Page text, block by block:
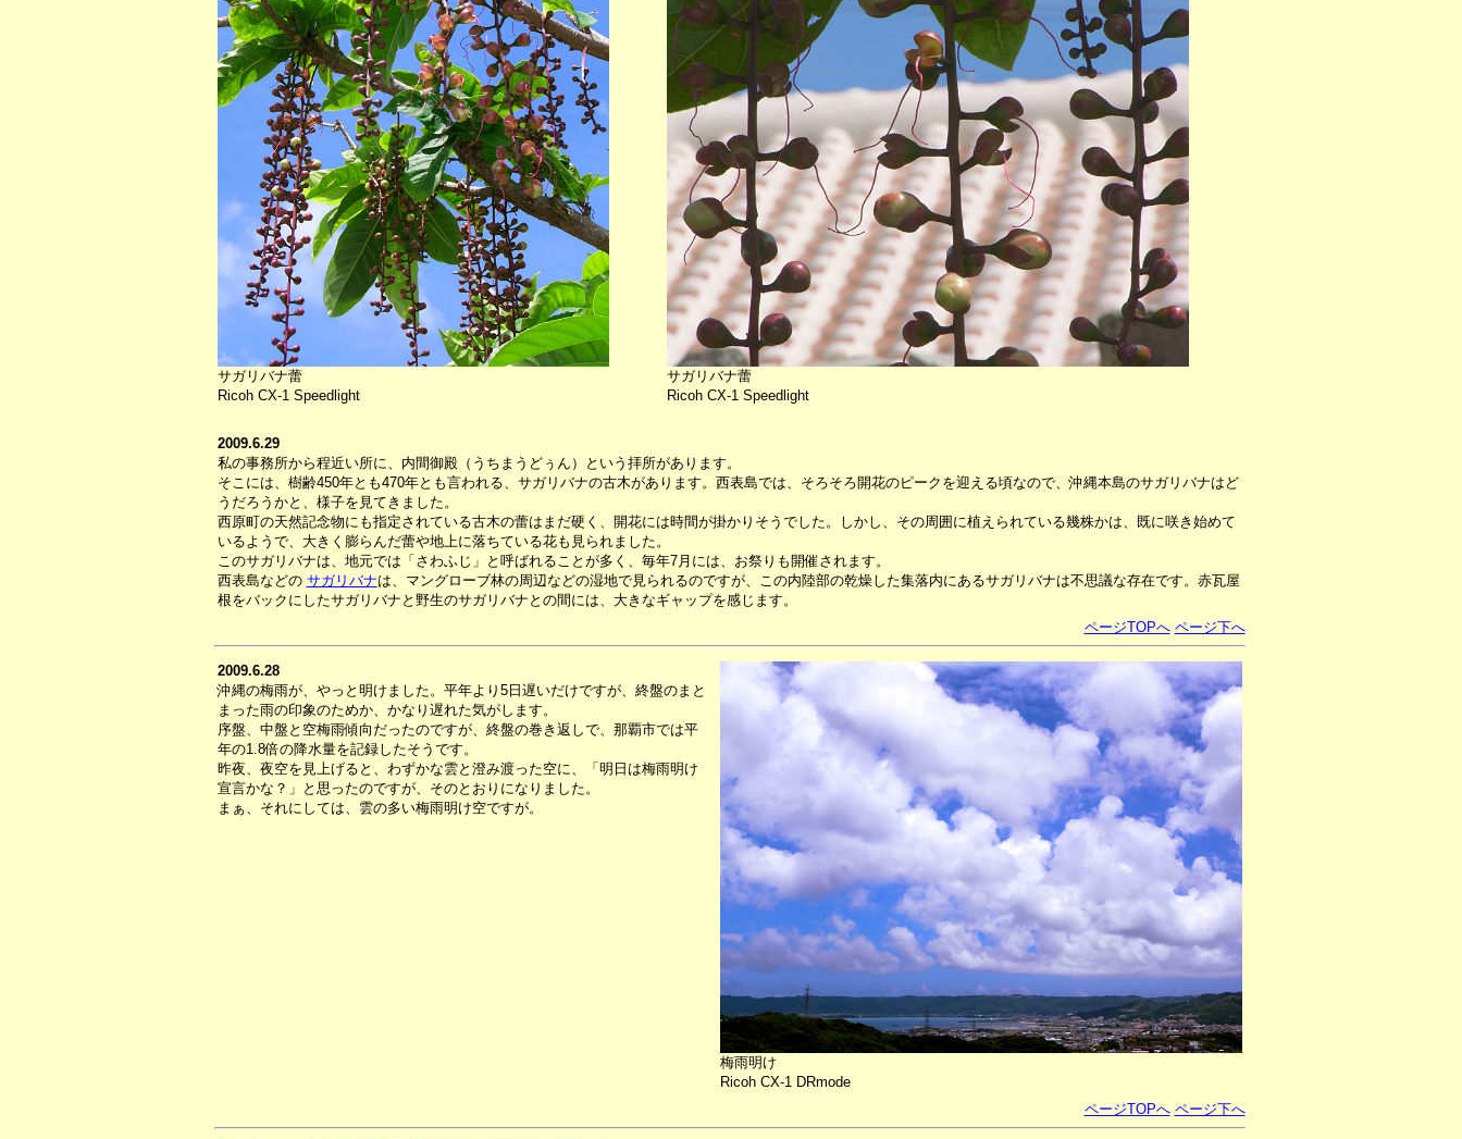
サガリバナ蕾
Ricoh CX-1 Speedlight
サガリバナ蕾
Ricoh CX-1 Speedlight
2009.6.29
私の事務所から程近い所に、内間御殿（うちまうどぅん）という拝所があります。
そこには、樹齢450年とも470年とも言われる、サガリバナの古木があります。西表島では、そろそろ開花のピークを迎える頃なので、沖縄本島のサガリバナはど
うだろうかと、様子を見てきました。
西原町の天然記念物にも指定されている古木の蕾はまだ硬く、開花には時間が掛かりそうでした。しかし、その周囲に植えられている幾株かは、既に咲き始めて
いるようで、大きく膨らんだ蕾や地上に落ちている花も見られました。
このサガリバナは、地元では「さわふじ」と呼ばれることが多く、毎年7月には、お祭りも開催されます。
西表島などの サガリバナは、マングローブ林の周辺などの湿地で見られるのですが、この内陸部の乾燥した集落内にあるサガリバナは不思議な存在です。赤瓦屋
根をバックにしたサガリバナと野生のサガリバナとの間には、大きなギャップを感じます。
ページTOPへ ページ下へ
2009.6.28
沖縄の梅雨が、やっと明けました。平年より5日遅いだけですが、終盤のまと
まった雨の印象のためか、かなり遅れた気がします。
序盤、中盤と空梅雨傾向だったのですが、終盤の巻き返しで、那覇市では平
年の1.8倍の降水量を記録したそうです。
昨夜、夜空を見上げると、わずかな雲と澄み渡った空に、「明日は梅雨明け
宣言かな？」と思ったのですが、そのとおりになりました。
まぁ、それにしては、雲の多い梅雨明け空ですが。
梅雨明け
Ricoh CX-1 DRmode
ページTOPへ ページ下へ